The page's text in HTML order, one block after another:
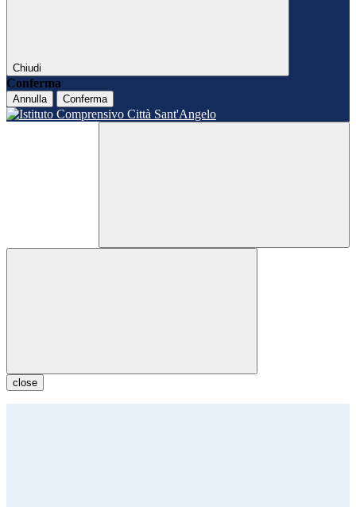
Chiudi
Conferma
Annulla Conferma
close